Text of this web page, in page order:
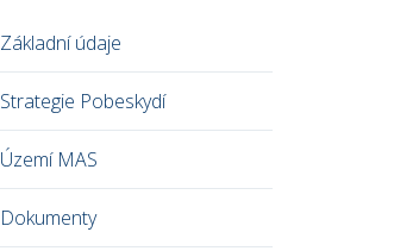
Základní údaje
Strategie Pobeskydí
Území MAS
Dokumenty